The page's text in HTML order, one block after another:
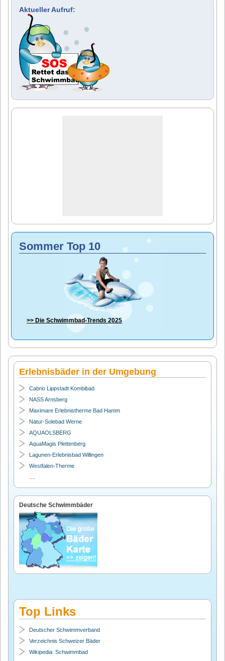
Aktueller Aufruf:
Sommer Top 10
>> DieSchwimmbad-Trends 2025
Erlebnisbäder in der Umgebung
Cabrio Lippstadt Kombibad
NASS Arnsberg
Maximare Erlebnistherme Bad Hamm
Natur-Solebad Werne
AQUAOLSBERG
AquaMagis Plettenberg
Lagunen-Erlebnisbad Willingen
Westfalen-Therme
Deutsche Schwimmbäder
Top Links
Deutscher Schwimmverband
Verzeichnis Schweizer Bäder
Wikipedia: Schwimmbad